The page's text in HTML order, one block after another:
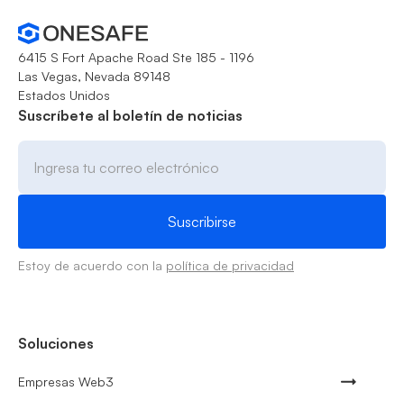
6415 S Fort Apache Road Ste 185 - 1196
Las Vegas, Nevada 89148
Estados Unidos
Suscríbete al boletín de noticias
Estoy de acuerdo con la política de privacidad
Soluciones
Empresas Web3